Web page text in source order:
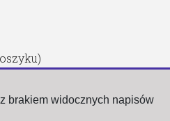
brakiem widocznych napisów